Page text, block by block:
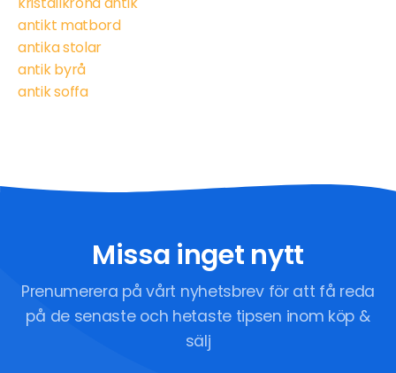
antikt matbord
antika stolar
antik byrå
antik soffa
Missa inget nytt
Prenumerera på vårt nyhetsbrev för att få reda
på de senaste och hetaste tipsen inom köp &
sälj